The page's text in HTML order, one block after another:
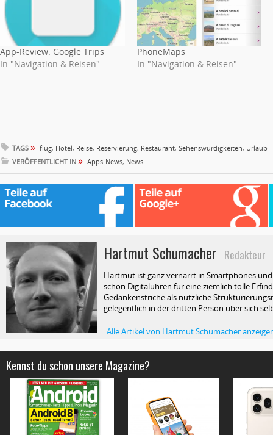
App-Review: Google Trips
In "Navigation & Reisen"
PhoneMaps
In "Navigation & Reisen"
TAGS » flug, Hotel, Reise, Reservierung, Restaurant, Sehenswürdigkeiten, Urlaub
VERÖFFENTLICHT IN » Apps-News, News
Hartmut Schumacher Redakteur
Hartmut ist ganz vernarrt in Smartphones
schon Digitaluhren für eine ziemlich tolle
Gedankenstriche als nützliche
gelegentlich in der dritten Person über sich
Alle Artikel von Hartmut Schumacher
Kennst du schon unsere Magazine?